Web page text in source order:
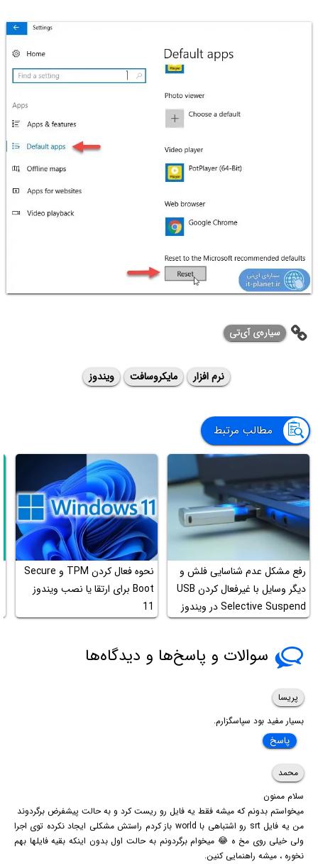
سیاره‌ی ‌آی‌تی
نرم افزار مایکروسافت ویندوز
مطالب مرتبط
رفع مشکل عدم شناسایی فلش و
دیگر وسایل با غیرفعال کردن USB
Selective Suspend در ویندوز
نحوه فعال کردن TPM و Secure
Boot برای ارتقا یا نصب ویندوز
11
سوالات و پاسخ‌ها و دیدگاه‌ها
پریسا
بسیار مفید بود سپاسگزارم.
پاسخ
محمد
سلام ممنون
میخواستم بدونم که میشه فقط یه فایل رو ریست کرد و به حالت پیشفرض برگردوند
من یه فایل srt رو اشتباهی با world باز کردم راستش مشکلی ایجاد نکرده توی اجرا
ولی خیلی روی مخ ه 😂 میخوام برگردونم به حالت اول بدون اینکه بقیه فایلها بهم
نخوره ، میشه راهنمایی کنین.